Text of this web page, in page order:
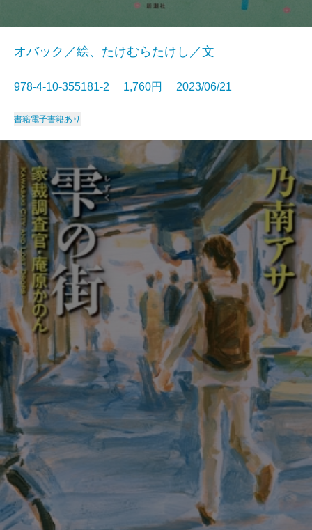
オバック／絵、たけむらたけし／文
978-4-10-355181-2 1,760円 2023/06/21
書籍電子書籍あり